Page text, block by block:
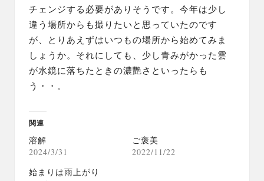
チェンジする必要がありそうです。今年は少し
違う場所からも撮りたいと思っていたのです
が、とりあえずはいつもの場所から始めてみま
しょうか。それにしても、少し青みがかった雲
が水鏡に落ちたときの濃艷さといったらも
う・・。
関連
溶解
2024/3/31
ご褒美
2022/11/22
始まりは雨上がり